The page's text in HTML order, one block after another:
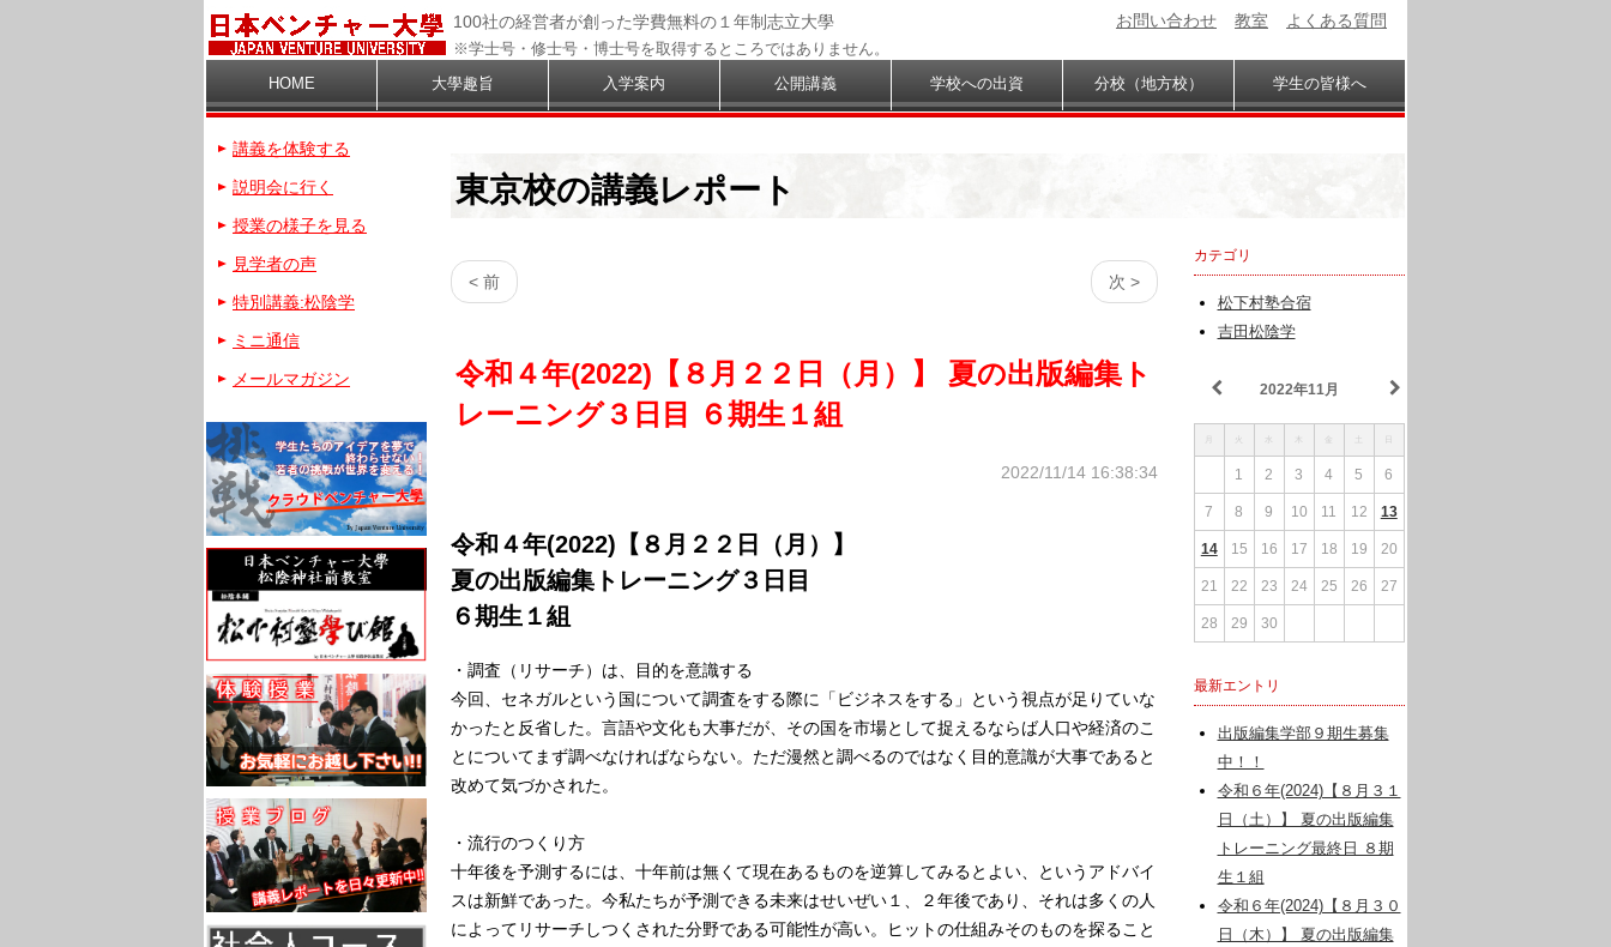
100社の経営者が創った学費無料の１年制志立大學
※学士号・修士号・博士号を取得するところではありません。
お問い合わせ 教室 よくある質問
HOME 大學趣旨 入学案内 公開講義 学校への出資 分校（地方校） 学生の皆様へ
東京校の講義レポート
< 前 次 >
令和４年(2022)【８月２２日（月）】 夏の出版編集ト
レーニング３日目 ６期生１組
2022/11/14 16:38:34
令和４年(2022)【８月２２日（月）】
夏の出版編集トレーニング３日目
６期生１組
・調査（リサーチ）は、目的を意識する
今回、セネガルという国について調査をする際に「ビジネスをする」という視点が足りていな
かったと反省した。言語や文化も大事だが、その国を市場として捉えるならば人口や経済のこ
とについてまず調べなければならない。ただ漫然と調べるのではなく目的意識が大事であると
改めて気づかされた。
・流行のつくり方
十年後を予測するには、十年前は無くて現在あるものを逆算してみるとよい、というアドバイ
スは新鮮であった。今私たちが予測できる未来はせいぜい１、２年後であり、それは多くの人
によってリサーチしつくされた分野である可能性が高い。ヒットの仕組みそのものを探ること
カテゴリ
松下村塾合宿
吉田松陰学
2022年11月
1 2 3 4 5 6
7 8 9 10 11 12 13
14 15 16 17 18 19 20
21 22 23 24 25 26 27
28 29 30
最新エントリ
出版編集学部９期生募集
中！！
令和６年(2024)【８月３１
日（土）】 夏の出版編集
トレーニング最終日 ８期
生１組
令和６年(2024)【８月３０
日（木）】 夏の出版編集
講義を体験する
説明会に行く
授業の様子を見る
見学者の声
特別講義:松陰学
ミニ通信
メールマガジン